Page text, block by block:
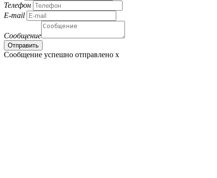
Телефон
E-mail
Сообщение
Сообщение успешно отправлено x